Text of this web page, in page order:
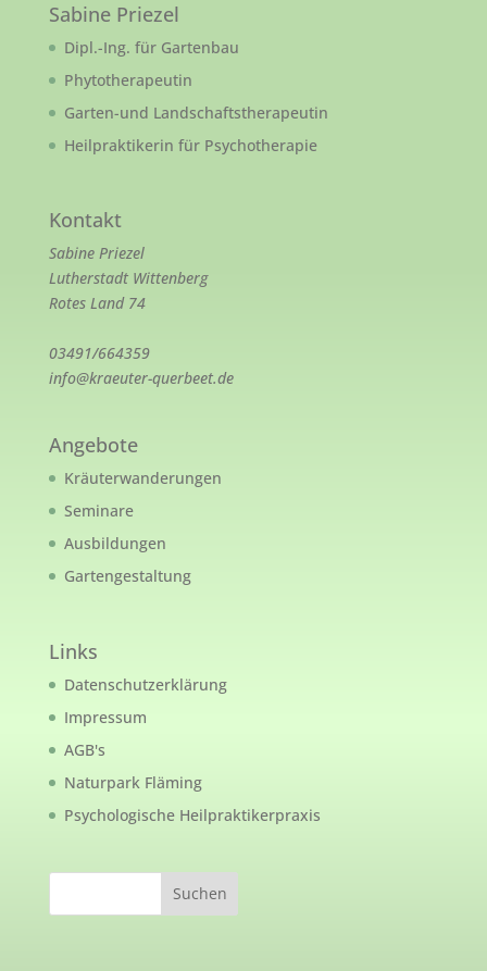
Sabine Priezel
Dipl.-Ing. für Gartenbau
Phytotherapeutin
Garten-und Landschaftstherapeutin
Heilpraktikerin für Psychotherapie
Kontakt
Sabine Priezel
Lutherstadt Wittenberg
Rotes Land 74
03491/664359
info@kraeuter-querbeet.de
Angebote
Kräuterwanderungen
Seminare
Ausbildungen
Gartengestaltung
Links
Datenschutzerklärung
Impressum
AGB's
Naturpark Fläming
Psychologische Heilpraktikerpraxis